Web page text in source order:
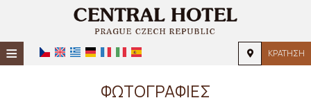
≡ ΚΡΆΤΗΣΗ
ΦΩΤΟΓΡΑΦΊΕΣ